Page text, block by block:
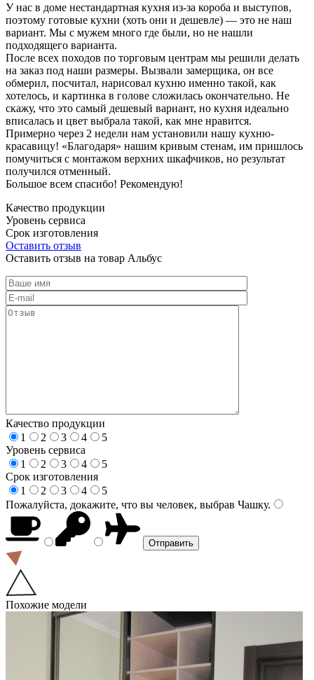
У нас в доме нестандартная кухня из-за короба и выступов,
поэтому готовые кухни (хоть они и дешевле) — это не наш
вариант. Мы с мужем много где были, но не нашли
подходящего варианта.
После всех походов по торговым центрам мы решили делать
на заказ под наши размеры. Вызвали замерщика, он все
обмерил, посчитал, нарисовал кухню именно такой, как
хотелось, и картинка в голове сложилась окончательно. Не
скажу, что это самый дешевый вариант, но кухня идеально
вписалась и цвет выбрала такой, как мне нравится.
Примерно через 2 недели нам установили нашу кухню-
красавицу! «Благодаря» нашим кривым стенам, им пришлось
помучиться с монтажом верхних шкафчиков, но результат
получился отменный.
Большое всем спасибо! Рекомендую!
Качество продукции
Уровень сервиса
Срок изготовления
Оставить отзыв
Оставить отзыв на товар Альбус
Качество продукции
1
2 3 4
5
Уровень сервиса
1
2 3 4
5
Срок изготовления
1
2 3 4
5
Пожалуйста, докажите, что вы человек, выбрав Чашку.
Похожие модели